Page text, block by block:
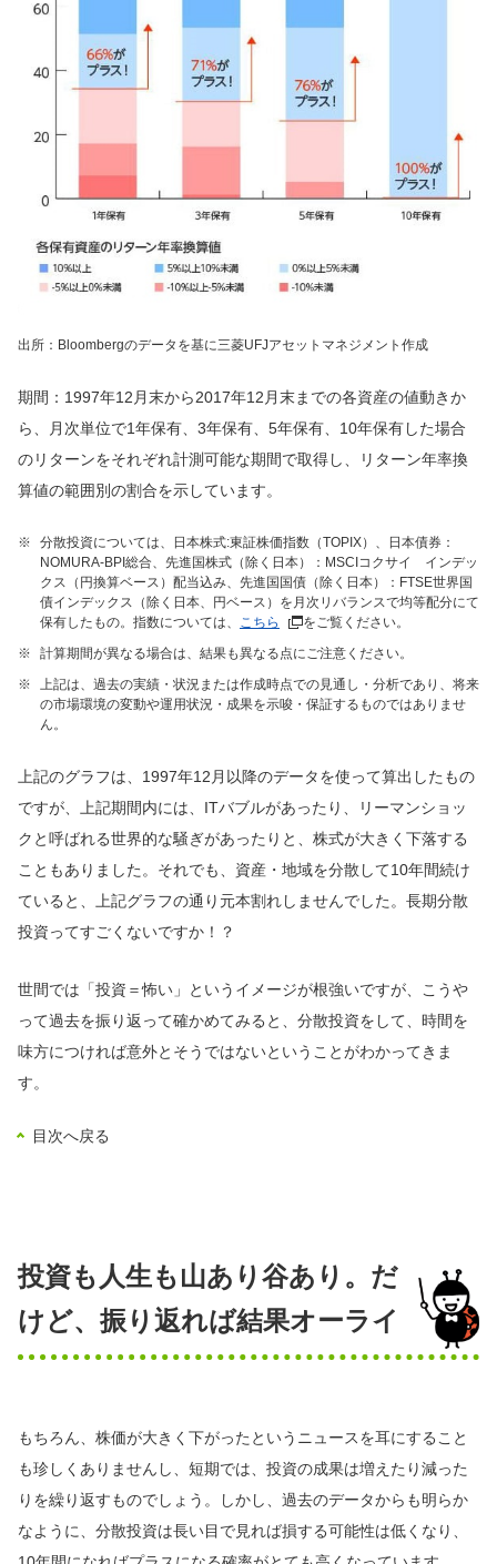
出所：Bloombergのデータを基に三菱UFJアセットマネジメント作成
期間：1997年12月末から2017年12月末までの各資産の値動きか
ら、月次単位で1年保有、3年保有、5年保有、10年保有した場合
のリターンをそれぞれ計測可能な期間で取得し、リターン年率換
算値の範囲別の割合を示しています。
※
分散投資については、日本株式:東証株価指数（TOPIX）、日本債券：
NOMURA-BPI総合、先進国株式（除く日本）：MSCIコクサイ インデッ
クス（円換算ベース）配当込み、先進国国債（除く日本）：FTSE世界国
債インデックス（除く日本、円ベース）を月次リバランスで均等配分にて
保有したもの。指数については、
こちら
をご覧ください。
※
計算期間が異なる場合は、結果も異なる点にご注意ください。
※
上記は、過去の実績・状況または作成時点での見通し・分析であり、将来
の市場環境の変動や運用状況・成果を示唆・保証するものではありませ
ん。
上記のグラフは、1997年12月以降のデータを使って算出したもの
ですが、上記期間内には、ITバブルがあったり、リーマンショッ
クと呼ばれる世界的な騒ぎがあったりと、株式が大きく下落する
こともありました。それでも、資産・地域を分散して10年間続け
ていると、上記グラフの通り元本割れしませんでした。長期分散
投資ってすごくないですか！？
世間では「投資＝怖い」というイメージが根強いですが、こうや
って過去を振り返って確かめてみると、分散投資をして、時間を
味方につければ意外とそうではないということがわかってきま
す。
目次へ戻る
投資も人生も山あり谷あり。だ
けど、振り返れば結果オーライ
もちろん、株価が大きく下がったというニュースを耳にすること
も珍しくありませんし、短期では、投資の成果は増えたり減った
りを繰り返すものでしょう。しかし、過去のデータからも明らか
なように、分散投資は長い目で見れば損する可能性は低くなり、